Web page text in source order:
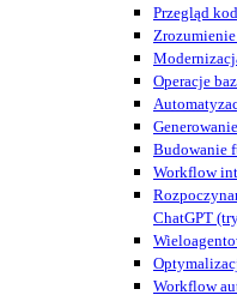
Przegląd
Operacje
Budowanie
Workflow
ChatGPT
Workflow